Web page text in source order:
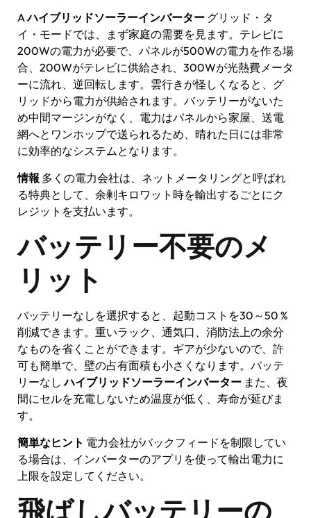
Aハイブリッドソーラーインバーター グリッド・タ
イ・モードでは、まず家庭の需要を見ます。テレビに
200Wの電力が必要で、パネルが500Wの電力を作る場
合、200Wがテレビに供給され、300Wが光熱費メータ
ーに流れ、逆回転します。雲行きが怪しくなると、グ
リッドから電力が供給されます。バッテリーがないた
め中間マージンがなく、電力はパネルから家屋、送電
網へとワンホップで送られるため、晴れた日には非常
に効率的なシステムとなります。
情報 多くの電力会社は、ネットメータリングと呼ばれ
る特典として、余剰キロワット時を輸出するごとにク
レジットを支払います。
バッテリー不要のメ
リット
バッテリーなしを選択すると、起動コストを30～50 %
削減できます。重いラック、通気口、消防法上の余分
なものを省くことができます。ギアが少ないので、許
可も簡単で、壁の占有面積も小さくなります。バッテ
リーなしハイブリッドソーラーインバーター また、夜
間にセルを充電しないため温度が低く、寿命が延びま
す。
簡単なヒント 電力会社がバックフィードを制限してい
る場合は、インバーターのアプリを使って輸出電力に
上限を設定してください。
飛ばしバッテリーの